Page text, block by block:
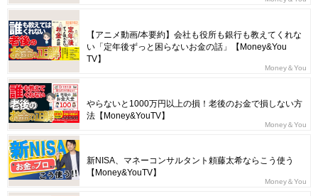
【アニメ動画/本要約】会社も役所も銀行も教えてくれな
い「定年後ずっと困らないお金の話」【Money&You
TV】
Money＆You
やらないと1000万円以上の損！老後のお金で損しない方
法【Money&YouTV】
Money＆You
新NISA、マネーコンサルタント頼藤太希ならこう使う
【Money&YouTV】
Money＆You